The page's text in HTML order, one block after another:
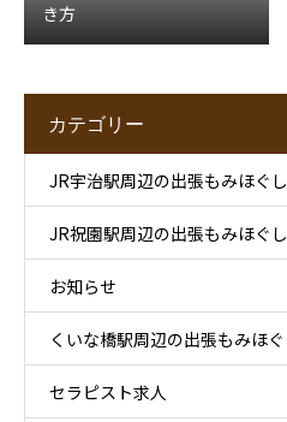
き方
カテゴリー
JR宇治駅周辺の出張もみほぐ
ア
JR祝園駅周辺の出張もみほぐ
ア
お知らせ
くいな橋駅周辺の出張もみほ
ケア
セラピスト求人